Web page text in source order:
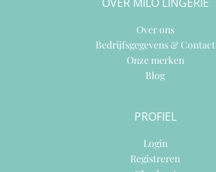
Over ons
Bedrijfsgegevens & Contact
Onze merken
Blog
PROFIEL
Login
Registreren